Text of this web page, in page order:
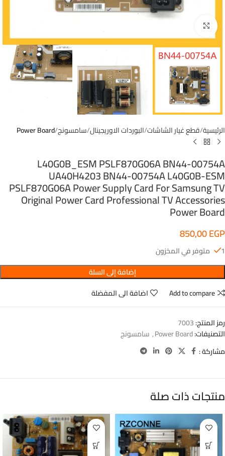
الرئيسية قطع غيار الشاشات البوردات الاوريجينال سامسونج Power Board
L40G0B_ESM PSLF870G06A BN44-00754A
UA40H4203 BN44-00754A L40G0B-ESM
PSLF870G06A Power Supply Card For Samsung TV
Original Power Card Professional TV Accessories
Power Board
850,00EGP
1 متوفر في المخزون
إضافة إلى السلة
Add to compare
اضافة الى المفضلة
رمز المنتج:7003
التصنيفات:Power Board
, سامسونج
مشاركة :
منتجات ذات صلة